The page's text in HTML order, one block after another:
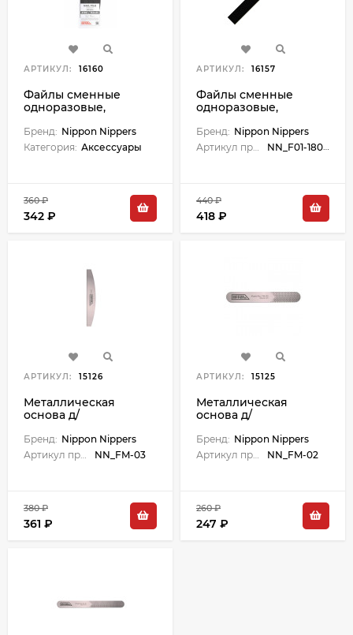
АРТИКУЛ: 16160
Файлы сменные
одноразовые,
кремния, 15 шт.,
полуовал. Размер
162x25 мм.
Бренд: Nippon Nippers
Категория: Аксессуары
360 ₽
342 ₽
АРТИКУЛ: 16157
Файлы сменные
одноразовые,
кремния, 30 шт.
Размер 160х18 мм.
Бренд: Nippon Nippers
Артикул производителя:
NN_F01-180-A_(30)
440 ₽
418 ₽
АРТИКУЛ: 15126
Металлическая
основа д/
(пилок д/ногтей),
полуовал. Размер
162x25 мм.
Бренд: Nippon Nippers
Артикул производителя:
NN_FM-03
380 ₽
361 ₽
АРТИКУЛ: 15125
Металлическая
основа д/
(пилок д/ногтей),
130*18 мм, толщина 1
мм.
Бренд: Nippon Nippers
Артикул производителя:
NN_FM-02
260 ₽
247 ₽